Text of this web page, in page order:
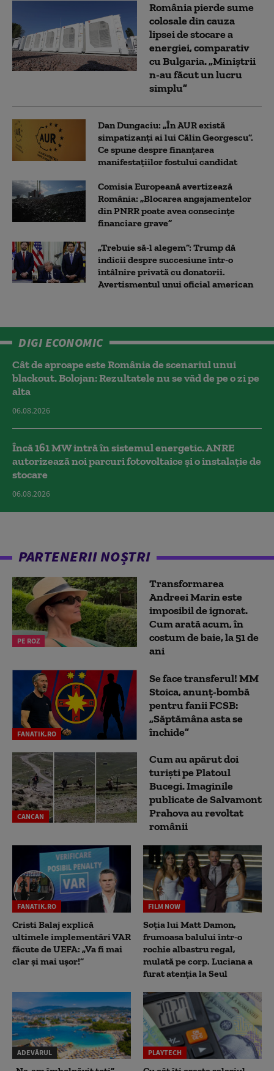
România pierde sume
colosale din cauza
lipsei de stocare a
energiei, comparativ
cu Bulgaria. „Miniștrii
n-au făcut un lucru
simplu”
Dan Dungaciu: „În AUR există
simpatizanți ai lui Călin Georgescu”.
Ce spune despre finanțarea
manifestațiilor fostului candidat
Comisia Europeană avertizează
România: „Blocarea angajamentelor
din PNRR poate avea consecințe
financiare grave”
„Trebuie să-l alegem”: Trump dă
indicii despre succesiune într-o
întâlnire privată cu donatorii.
Avertismentul unui oficial american
DIGI ECONOMIC
Cât de aproape este România de scenariul unui
blackout. Bolojan: Rezultatele nu se văd de pe o zi pe
alta
06.08.2026
Încă 161 MW intră în sistemul energetic. ANRE
autorizează noi parcuri fotovoltaice și o instalație de
stocare
06.08.2026
PARTENERII NOȘTRI
PE ROZ
Transformarea
Andreei Marin este
imposibil de ignorat.
Cum arată acum, în
costum de baie, la 51 de
ani
FANATIK.RO
Se face transferul! MM
Stoica, anunț-bombă
pentru fanii FCSB:
„Săptămâna asta se
închide”
CANCAN
Cum au apărut doi
turiști pe Platoul
Bucegi. Imaginile
publicate de Salvamont
Prahova au revoltat
românii
FANATIK.RO
Cristi Balaj explică
ultimele implementări VAR
făcute de UEFA: „Va fi mai
clar și mai ușor!”
FILM NOW
Soția lui Matt Damon,
frumoasa balului într-o
rochie albastru regal,
mulată pe corp. Luciana a
furat atenția la Seul
ADEVĂRUL PLAYTECH